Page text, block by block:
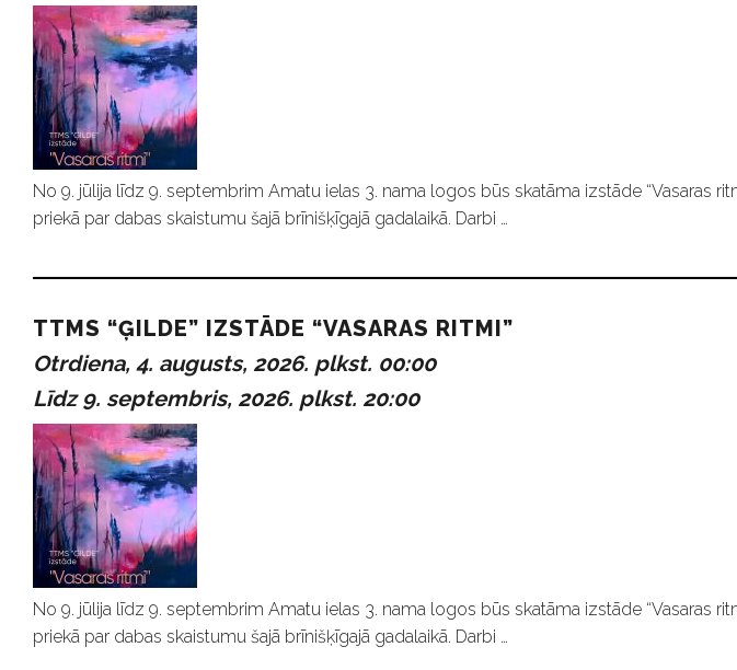
No 9. jūlija līdz 9. septembrim Amatu ielas 3. nama logos būs skatāma izstāde “Vasaras
priekā par dabas skaistumu šajā brīnišķīgajā gadalaikā. Darbi …
TTMS “ĢILDE” IZSTĀDE “VASARAS RITMI”
Otrdiena, 4. augusts, 2026. plkst. 00:00
Līdz 9. septembris, 2026. plkst. 20:00
No 9. jūlija līdz 9. septembrim Amatu ielas 3. nama logos būs skatāma izstāde “Vasaras
priekā par dabas skaistumu šajā brīnišķīgajā gadalaikā. Darbi …